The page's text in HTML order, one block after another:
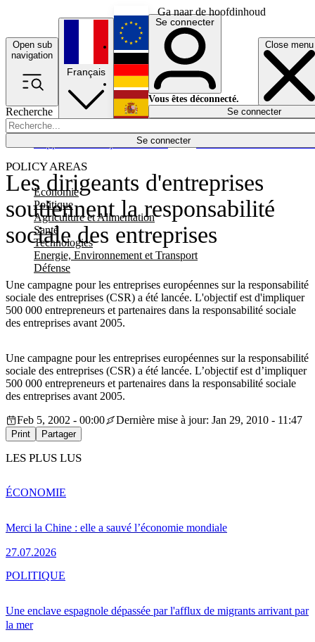
Ga naar de hoofdinhoud
Open sub
navigation
Close menu
Recherche
Se connecter
POLICY AREAS
Economie
Politique
Agriculture et Alimentation
Santé
Technologies
Energie, Environnement et Transport
Défense
Économie
Français
English
Deutsch
Español
Se connecter
Vous êtes déconnecté.
Se connecter
Les dirigeants d'entreprises
soutiennent la responsabilité
sociale des entreprises
Une campagne pour les entreprises européennes sur la responsabilité
sociale des entreprises (CSR) a été lancée. L'objectif est d'impliquer
500 000 entrepreneurs et partenaires dans la responsabilité sociale
des entreprises avant 2005.
Une campagne pour les entreprises européennes sur la responsabilité
sociale des entreprises (CSR) a été lancée. L’objectif est d’impliquer
500 000 entrepreneurs et partenaires dans la responsabilité sociale
des entreprises avant 2005.
Feb 5, 2002 - 00:00
Dernière mise à jour: Jan 29, 2010 - 11:47
Print Partager
LES PLUS LUS
Merci la Chine : elle a sauvé l’économie mondiale
27.07.2026
ÉCONOMIE
Une enclave espagnole dépassée par l'afflux de migrants arrivant par
la mer
POLITIQUE